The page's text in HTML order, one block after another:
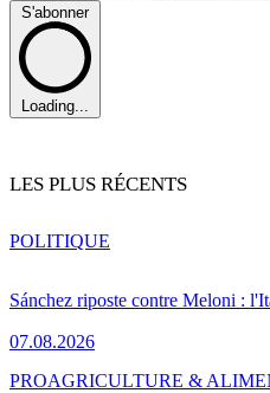
S'abonner
Loading...
LES PLUS RÉCENTS
Sánchez riposte contre Meloni :
07.08.2026
POLITIQUE
PROAGRICULTURE &